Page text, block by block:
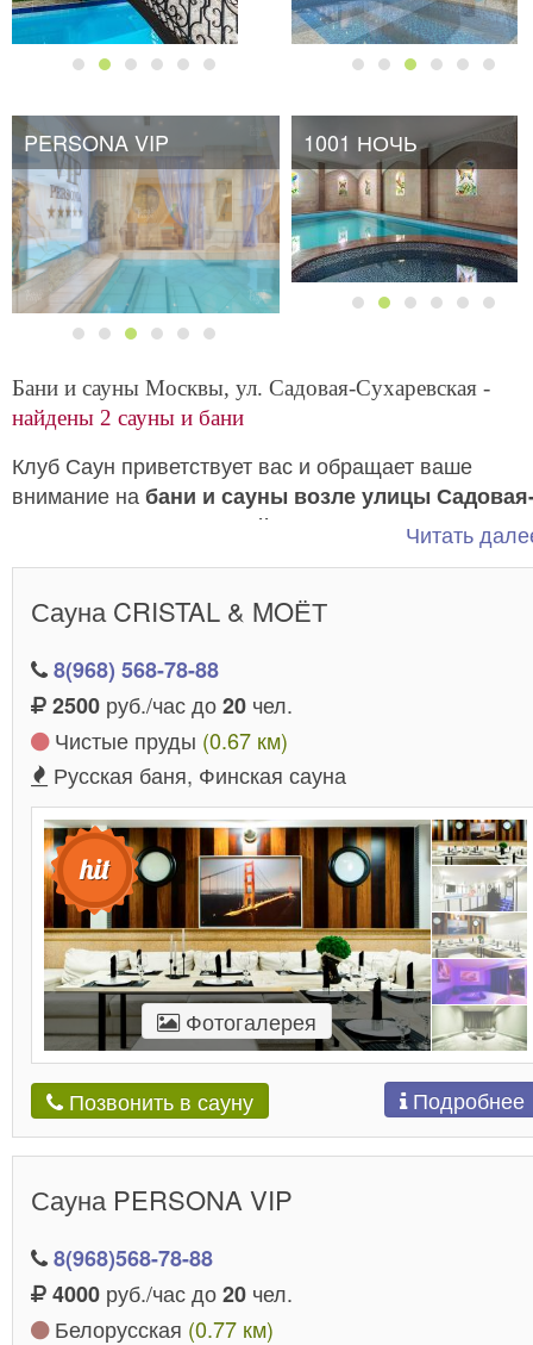
PERSONA VIP 1001 НОЧЬ
1001 НОЧЬ
Бани и сауны Москвы, ул. Садовая-Сухаревская -
найдены 2 сауны и бани
Клуб Саун приветствует вас и обращает ваше
внимание на бани и сауны возле улицы
Сухаревская. Отличный вариант для этих
удобный день и насладиться отдыхом так, как вам
Читать
Сауна CRISTAL & MOЁТ
8(968) 568-78-88
2500 руб./час до20 чел.
Чистые пруды (0.67 км)
Русская баня, Финская сауна
Фотогалерея
Позвонить в сауну Подробнее
Сауна PERSONA VIP
8(968)568-78-88
4000 руб./час до20 чел.
Белорусская (0.77 км)